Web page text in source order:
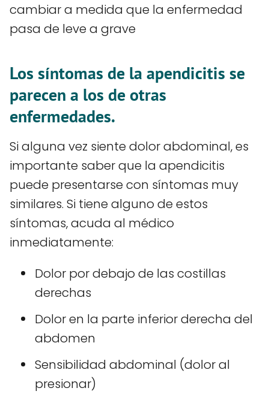
cambiar a medida que la enfermedad
pasa de leve a grave
Los síntomas de la apendicitis se
parecen a los de otras
enfermedades.
Si alguna vez siente dolor abdominal, es
importante saber que la apendicitis
puede presentarse con síntomas muy
similares. Si tiene alguno de estos
síntomas, acuda al médico
inmediatamente:
Dolor por debajo de las costillas
derechas
Dolor en la parte inferior derecha del
abdomen
Sensibilidad abdominal (dolor al
presionar)